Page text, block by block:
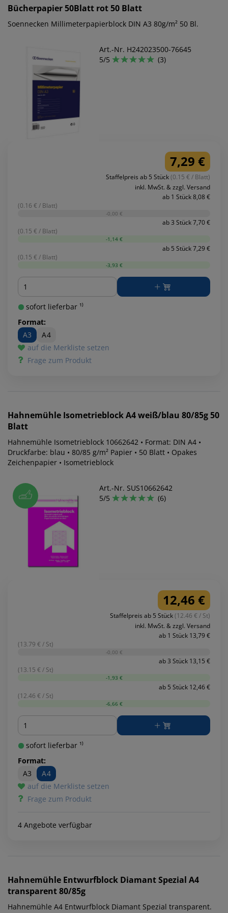
Bücherpapier 50Blatt rot 50 Blatt
Soennecken Millimeterpapierblock DIN A3 80g/m² 50 Bl.
Art.-Nr. H242023500-76645
5/5
(3)
7,29 €
Staffelpreis ab 5 Stück(0.15 € / Blatt)
inkl. MwSt. & zzgl. Versand
ab 1 Stück 8,08 €
(0.16 € / Blatt)
-0,00 €
ab 3 Stück 7,70 €
(0.15 € / Blatt)
-1,14 €
ab 5 Stück 7,29 €
(0.15 € / Blatt)
-3,93 €
Menge
sofort lieferbar ¹⁾
Format:
A3
A4
auf die Merkliste setzen
Frage zum Produkt
Hahnemühle Isometrieblock A4 weiß/blau 80/85g 50
Blatt
Hahnemühle Isometrieblock 10662642 • Format: DIN A4 •
Druckfarbe: blau • 80/85 g/m² Papier • 50 Blatt • Opakes
Zeichenpapier • Isometrieblock
Art.-Nr. SUS10662642
5/5
(6)
12,46 €
Staffelpreis ab 5 Stück(12.46 € / St)
inkl. MwSt. & zzgl. Versand
ab 1 Stück 13,79 €
(13.79 € / St)
-0,00 €
ab 3 Stück 13,15 €
(13.15 € / St)
-1,93 €
ab 5 Stück 12,46 €
(12.46 € / St)
-6,66 €
Menge
sofort lieferbar ¹⁾
Format:
A3
A4
auf die Merkliste setzen
Frage zum Produkt
4 Angebote verfügbar
Hahnemühle Entwurfblock Diamant Spezial A4
transparent 80/85g
Hahnemühle A4 Entwurfblock Diamant Spezial transparent.